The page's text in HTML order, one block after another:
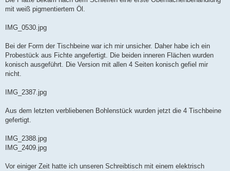
mit weiß pigmentiertem Öl.
IMG_0530.jpg
Bei der Form der Tischbeine war ich mir unsicher. Daher habe ich ein
Probestück aus Fichte angefertigt. Die beiden inneren Flächen wurden
konisch ausgeführt. Die Version mit allen 4 Seiten konisch gefiel mir
nicht.
IMG_2387.jpg
Aus dem letzten verbliebenen Bohlenstück wurden jetzt die 4 Tischbeine
gefertigt.
IMG_2388.jpg
IMG_2409.jpg
Vor einiger Zeit hatte ich unseren Schreibtisch mit einem elektrisch